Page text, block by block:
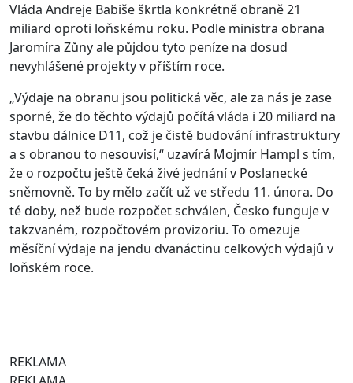
Vláda Andreje Babiše škrtla konkrétně obraně 21
miliard oproti loňskému roku. Podle ministra obrana
Jaromíra Zůny ale půjdou tyto peníze na dosud
nevyhlášené projekty v příštím roce.
„Výdaje na obranu jsou politická věc, ale za nás je zase
sporné, že do těchto výdajů počítá vláda i 20 miliard na
stavbu dálnice D11, což je čistě budování infrastruktury
a s obranou to nesouvisí,“ uzavírá Mojmír Hampl s tím,
že o rozpočtu ještě čeká živé jednání v Poslanecké
sněmovně. To by mělo začít už ve středu 11. února. Do
té doby, než bude rozpočet schválen, Česko funguje v
takzvaném, rozpočtovém provizoriu. To omezuje
měsíční výdaje na jendu dvanáctinu celkových výdajů v
loňském roce.
REKLAMA